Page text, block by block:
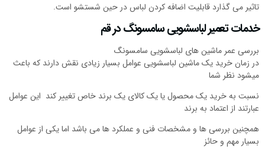
تاثیر می گذارد قابلیت اضافه کردن لباس در حین شستشو است.
خدمات تعمیر لباسشویی سامسونگ در قم
بررسی عمر ماشین های لباسشویی سامسونگ
در زمان خرید یک ماشین لباسشویی عوامل بسیار زیادی نقش دارند که باعث
میشود نظر شما
نسبت به خرید یک محصول یا یک کالای یک برند خاص تغییر کند این عوامل
عبارتند از اعتماد به برند
همچنین بررسی ها و مشخصات فنی و عملکرد ها می باشد اما یکی از عوامل
بسیار مهم و حائز